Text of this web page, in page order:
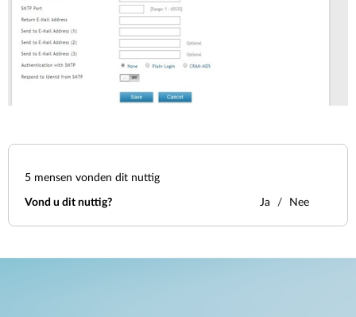
5 mensen vonden dit nuttig
Vond u dit nuttig? Ja Nee